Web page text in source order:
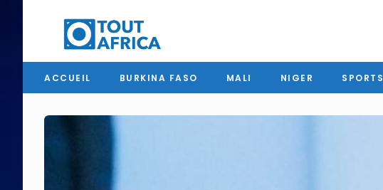
ACCUEIL BURKINA FASO MALI NIGER SPORTS